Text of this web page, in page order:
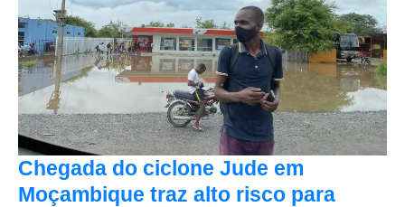
Chegada do ciclone Jude em
Moçambique traz alto risco para